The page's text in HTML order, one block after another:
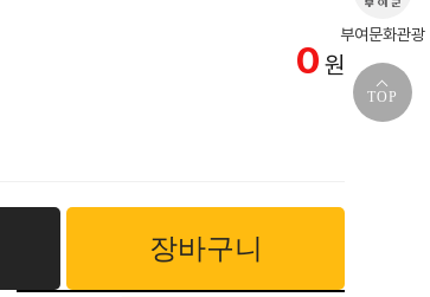
부여문화관광
TOP
0 원
장바구니